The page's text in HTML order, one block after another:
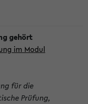
im Modul
für die
Prüfung,